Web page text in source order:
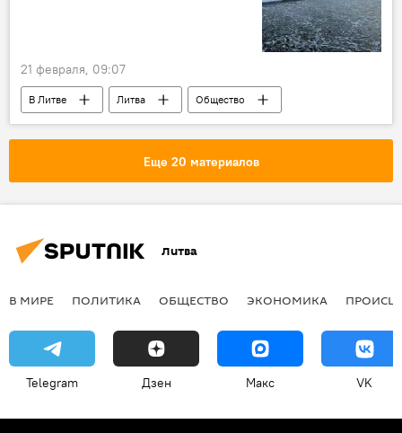
21 февраля, 09:07
В Литве Литва
Общество
общество
Вильнюс наводнение
Еще 20 материалов
Литва
В МИРЕ ПОЛИТИКА ОБЩЕСТВО ЭКОНОМИКА
Telegram Дзен Макс VK